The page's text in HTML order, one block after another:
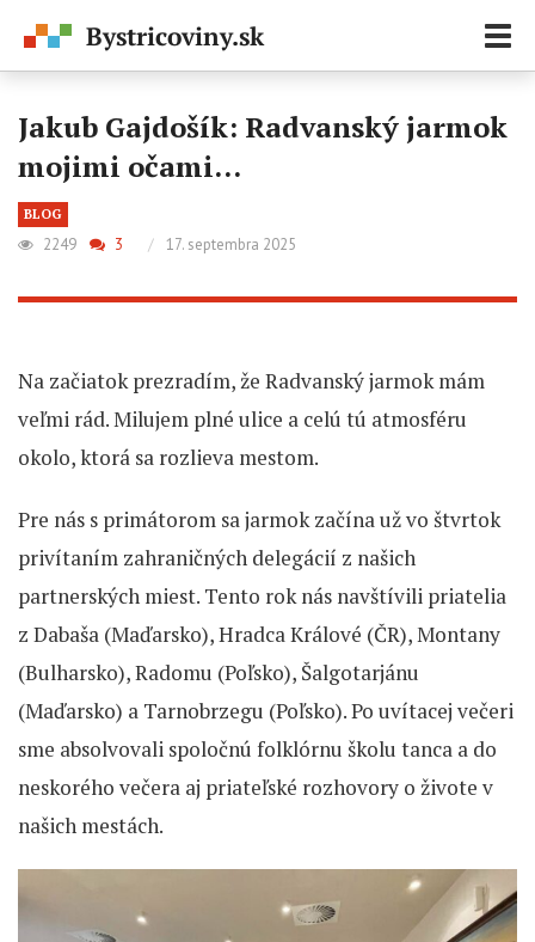
Jakub Gajdošík: Radvanský jarmok
mojimi očami…
BLOG
2249 3 / 17. septembra 2025
Na začiatok prezradím, že Radvanský jarmok mám
veľmi rád. Milujem plné ulice a celú tú atmosféru
okolo, ktorá sa rozlieva mestom.
Pre nás s primátorom sa jarmok začína už vo štvrtok
privítaním zahraničných delegácií z našich
partnerských miest. Tento rok nás navštívili priatelia
z Dabaša (Maďarsko), Hradca Králové (ČR), Montany
(Bulharsko), Radomu (Poľsko), Šalgotarjánu
(Maďarsko) a Tarnobrzegu (Poľsko). Po uvítacej večeri
sme absolvovali spoločnú folklórnu školu tanca a do
neskorého večera aj priateľské rozhovory o živote v
našich mestách.